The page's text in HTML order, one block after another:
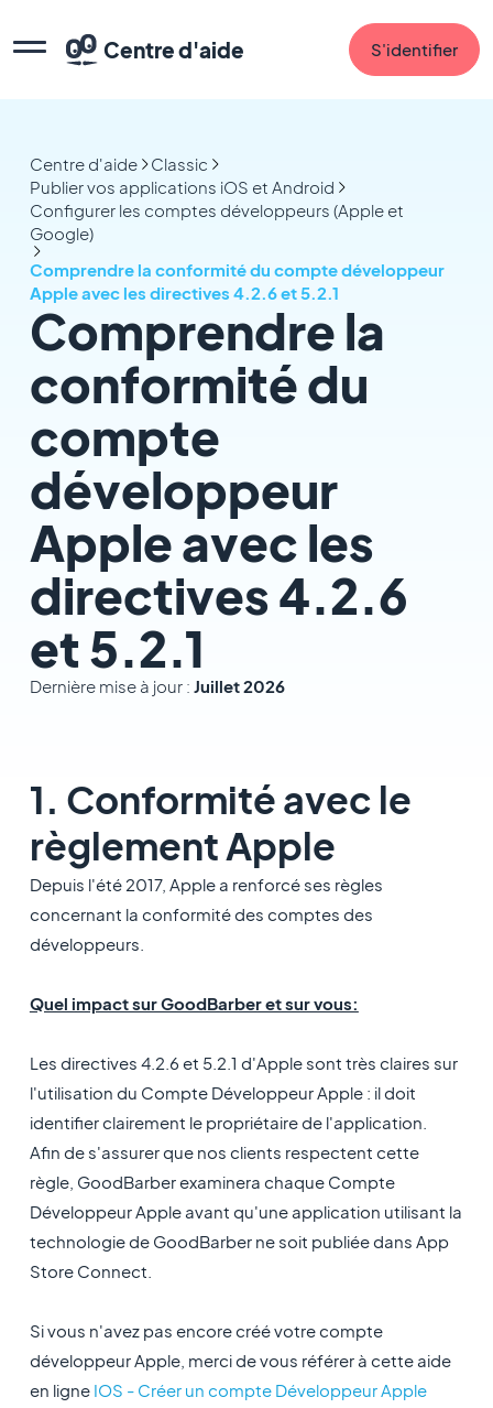
Centre d'aide S'identifier
Centre d'aide
Classic
Publier vos applications iOS et Android
Configurer les comptes développeurs (Apple et
Google)
Comprendre la conformité du compte développeur
Apple avec les directives 4.2.6 et 5.2.1
Comprendre la
conformité du
compte
développeur
Apple avec les
directives 4.2.6
et 5.2.1
Dernière mise à jour : Juillet 2026
1. Conformité avec le
règlement Apple
Depuis l'été 2017, Apple a renforcé ses règles
concernant la conformité des comptes des
développeurs.
Quel impact sur GoodBarber et sur vous:
Les directives 4.2.6 et 5.2.1 d'Apple sont très claires sur
l'utilisation du Compte Développeur Apple : il doit
identifier clairement le propriétaire de l'application.
Afin de s'assurer que nos clients respectent cette
règle, GoodBarber examinera chaque Compte
Développeur Apple avant qu'une application utilisant la
technologie de GoodBarber ne soit publiée dans App
Store Connect.
Si vous n'avez pas encore créé votre compte
développeur Apple, merci de vous référer à cette aide
en ligne IOS - Créer un compte Développeur Apple